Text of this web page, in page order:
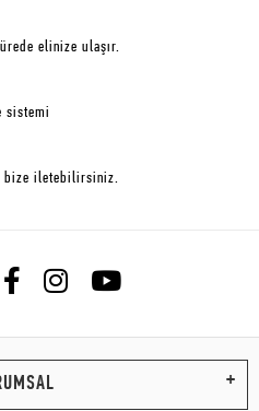
elinize ulaşır.
sistemi
bize iletebilirsiniz.